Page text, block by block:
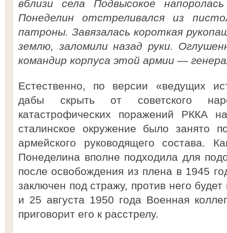
вблизи села Подвысокое
Понеделин отстреливался из
патроны. Завязалась короткая
землю, заломили назад руки.
командир корпуса этой армии —
Естественно, по версии «ведущих
дабы скрыть от советского
катастрофических поражений РККА
сталинское окружение было занято
армейского руководящего состава.
Понеделина вполне подходила для
после освобождения из плена в 1945
заключен под стражу, против него
и 25 августа 1950 года Военная
приговорит его к расстрелу.